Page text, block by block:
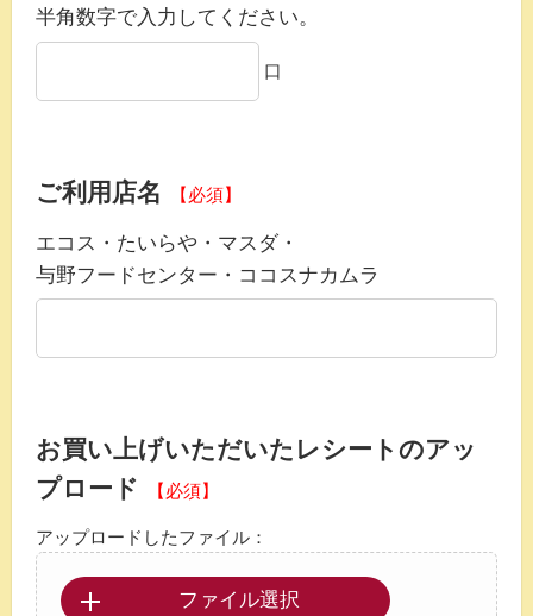
半角数字で入力してください。
口
ご利用店名 【必須】
エコス・たいらや・マスダ・
与野フードセンター・ココスナカムラ
お買い上げいただいたレシートのアッ
プロード
【必須】
アップロードしたファイル：
ファイル選択